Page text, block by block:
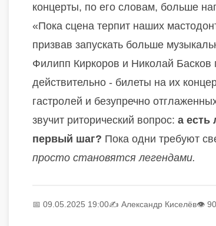
концерты, по его словам, больше
«Пока сцена терпит наших
призвав запускать больше
Филипп Киркоров и Николай Басков
действительно - билеты на их
гастролей и безупречно
звучит риторический вопрос: а есть
первый шаг? Пока одни требуют
просто становятся легендами.
📅 09.05.2025 19:00✍️ Александр Киселёв👁